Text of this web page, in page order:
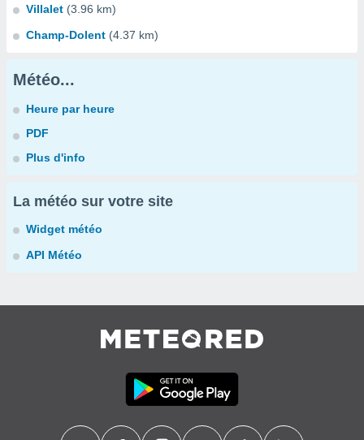
Villalet (3.96 km)
Champ-Dolent (4.37 km)
Météo...
Heure par heure
PDF
Plus d'info
La météo sur votre site
Widget météo
API Météo